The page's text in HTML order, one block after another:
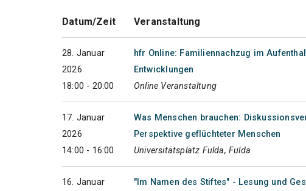
Datum/Zeit Veranstaltung
28. Januar
2026
18:00 - 20:00
hfr Online: Familiennachzug im
Entwicklungen
Online Veranstaltung
17. Januar
2026
14:00 - 16:00
Was Menschen brauchen:
Perspektive geflüchteter Menschen
Universitätsplatz Fulda, Fulda
16. Januar
"Im Namen des Stiftes" - Lesung und